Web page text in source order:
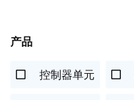
产品
控制器单元